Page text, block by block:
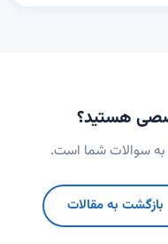
هستید؟
سوالات شما است.
بازگشت به مقالات